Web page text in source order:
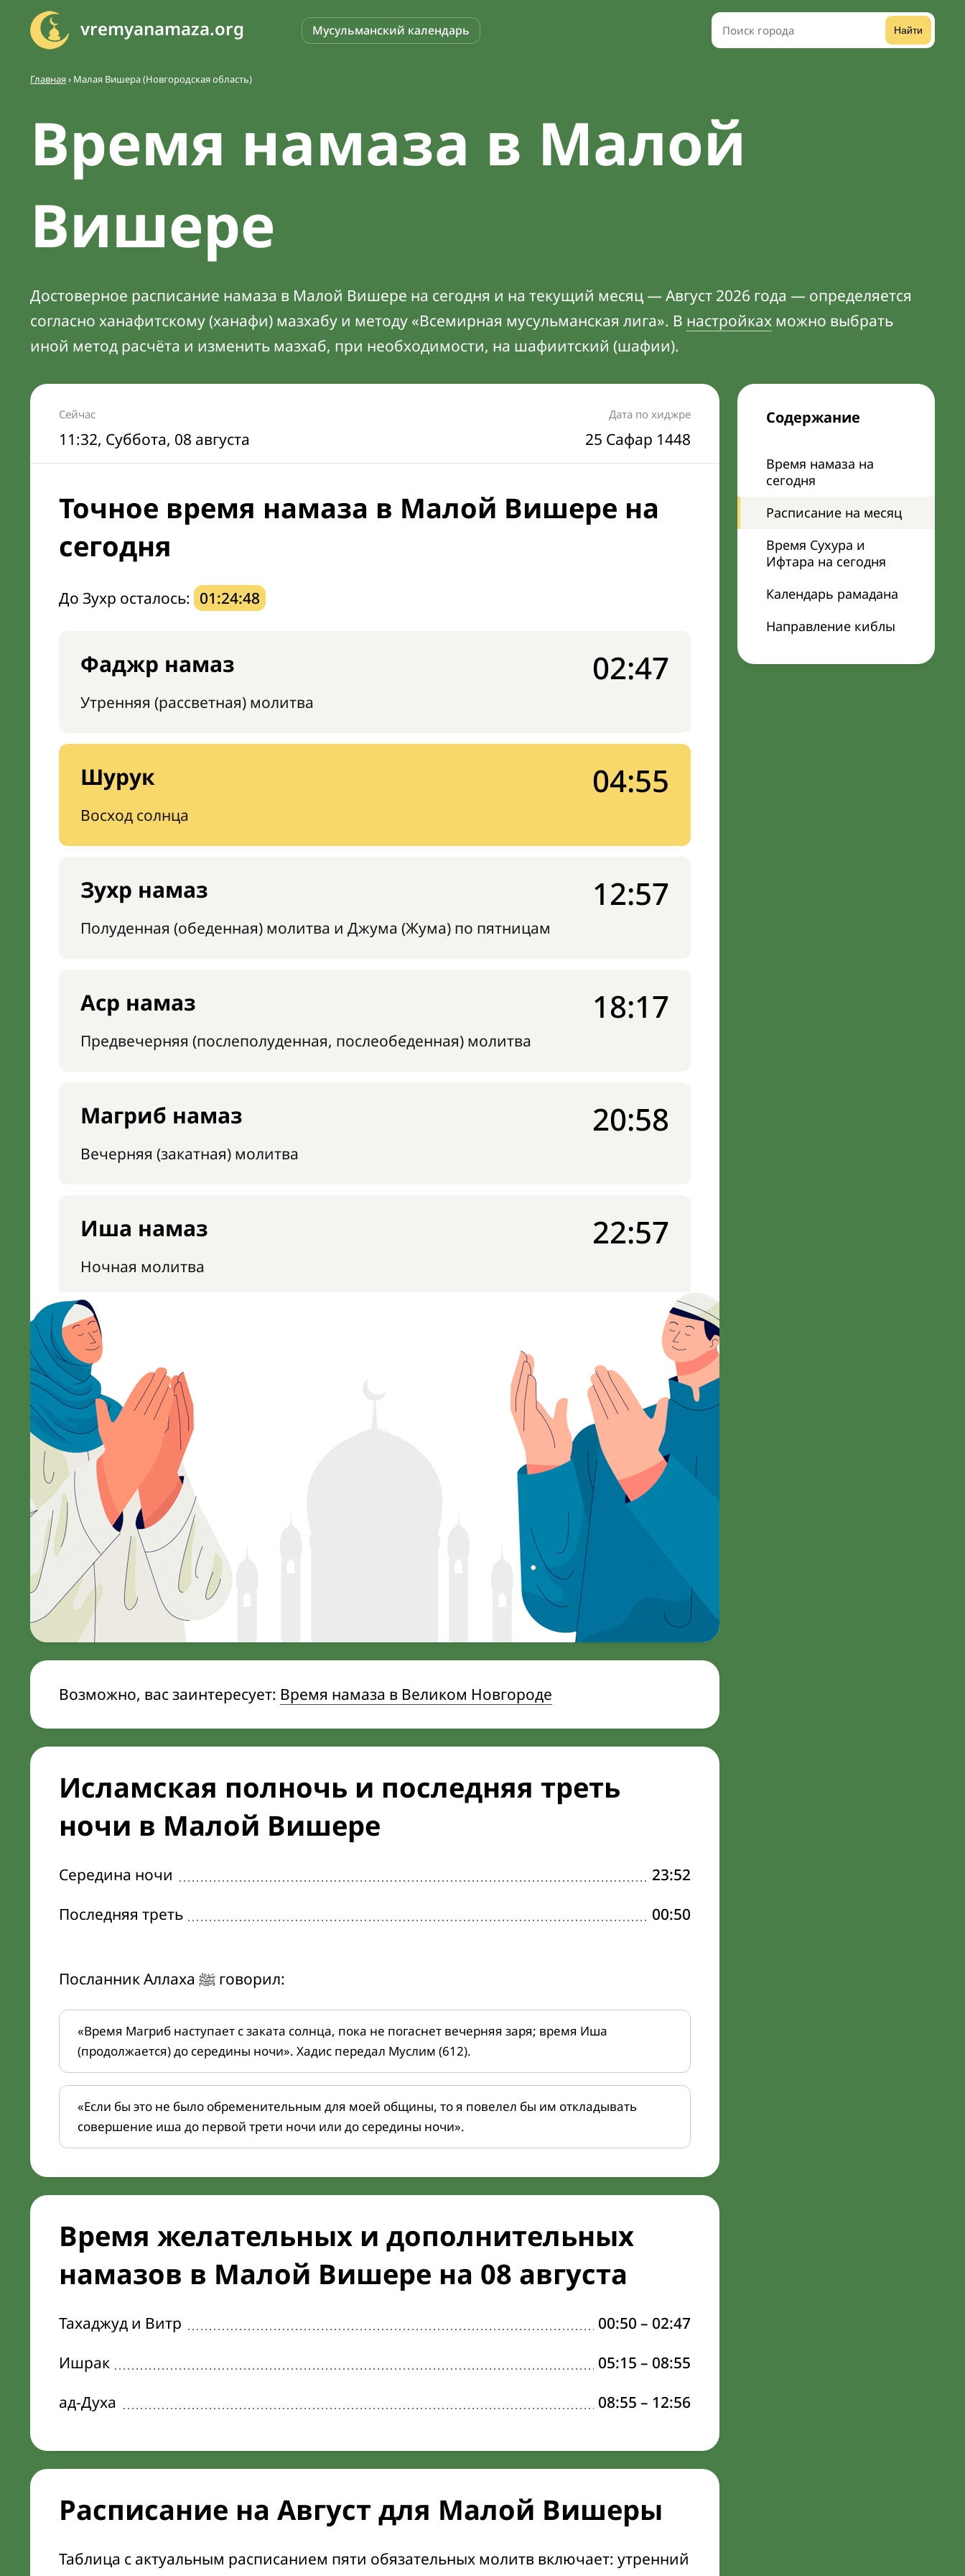
vremyanamaza.org Мусульманский календарь Найти
Главная› Малая Вишера (Новгородская область)
Время намаза в Малой
Вишере
Достоверное расписание намаза в Малой Вишере на сегодня и на текущий месяц — Август 2026 года — определяется
согласно ханафитскому (ханафи) мазхабу и методу «Всемирная мусульманская лига». В настройках можно выбрать
иной метод расчёта и изменить мазхаб, при необходимости, на шафиитский (шафии).
Содержание
Время намаза на
сегодня
Расписание на месяц
Время Сухура и
Ифтара на сегодня
Календарь рамадана
Направление киблы
Сейчас
11:32, Суббота, 08 августа
Дата по хиджре
25 Сафар 1448
Точное время намаза в Малой Вишере на
сегодня
До Зухр осталось: 01:24:47
Фаджр намаз
Утренняя (рассветная) молитва
02:47
Шурук
Восход солнца
04:55
Зухр намаз
Полуденная (обеденная) молитва и Джума (Жума) по пятницам
12:57
Аср намаз
Предвечерняя (послеполуденная, послеобеденная) молитва
18:17
Магриб намаз
Вечерняя (закатная) молитва
20:58
Иша намаз
Ночная молитва
22:57
Возможно, вас заинтересует: Время намаза в Великом Новгороде
Исламская полночь и последняя треть
ночи в Малой Вишере
Середина ночи
23:52
Последняя треть
00:50
Посланник Аллаха ﷺ говорил:
«Время Магриб наступает с заката солнца, пока не погаснет вечерняя заря; время Иша
(продолжается) до середины ночи». Хадис передал Муслим (612).
«Если бы это не было обременительным для моей общины, то я повелел бы им откладывать
совершение иша до первой трети ночи или до середины ночи».
Время желательных и дополнительных
намазов в Малой Вишере на 08 августа
Тахаджуд и Витр 00:50 – 02:47
Ишрак
05:15 – 08:55
ад-Духа
08:55 – 12:56
Расписание на Август для Малой Вишеры
Таблица с актуальным расписанием пяти обязательных молитв включает: утренний